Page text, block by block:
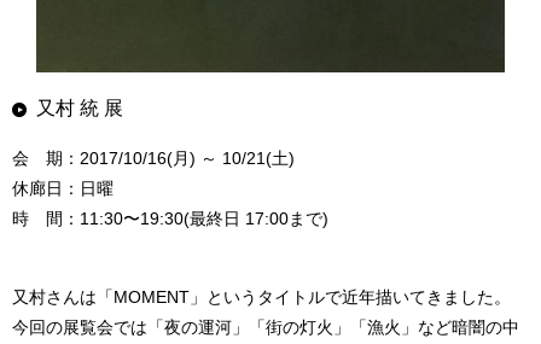
又村 統 展
会 期：2017/10/16(月) ～ 10/21(土)
休廊日：日曜
時 間：11:30〜19:30(最終日 17:00まで)
又村さんは「MOMENT」というタイトルで近年描いてきました。
今回の展覧会では「夜の運河」「街の灯火」「漁火」など暗闇の中